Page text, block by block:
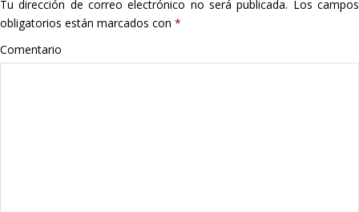
Informática
Listas
Tu dirección de correo electrónico no será publicada. Los campos
obligatorios están marcados con *
Comentario